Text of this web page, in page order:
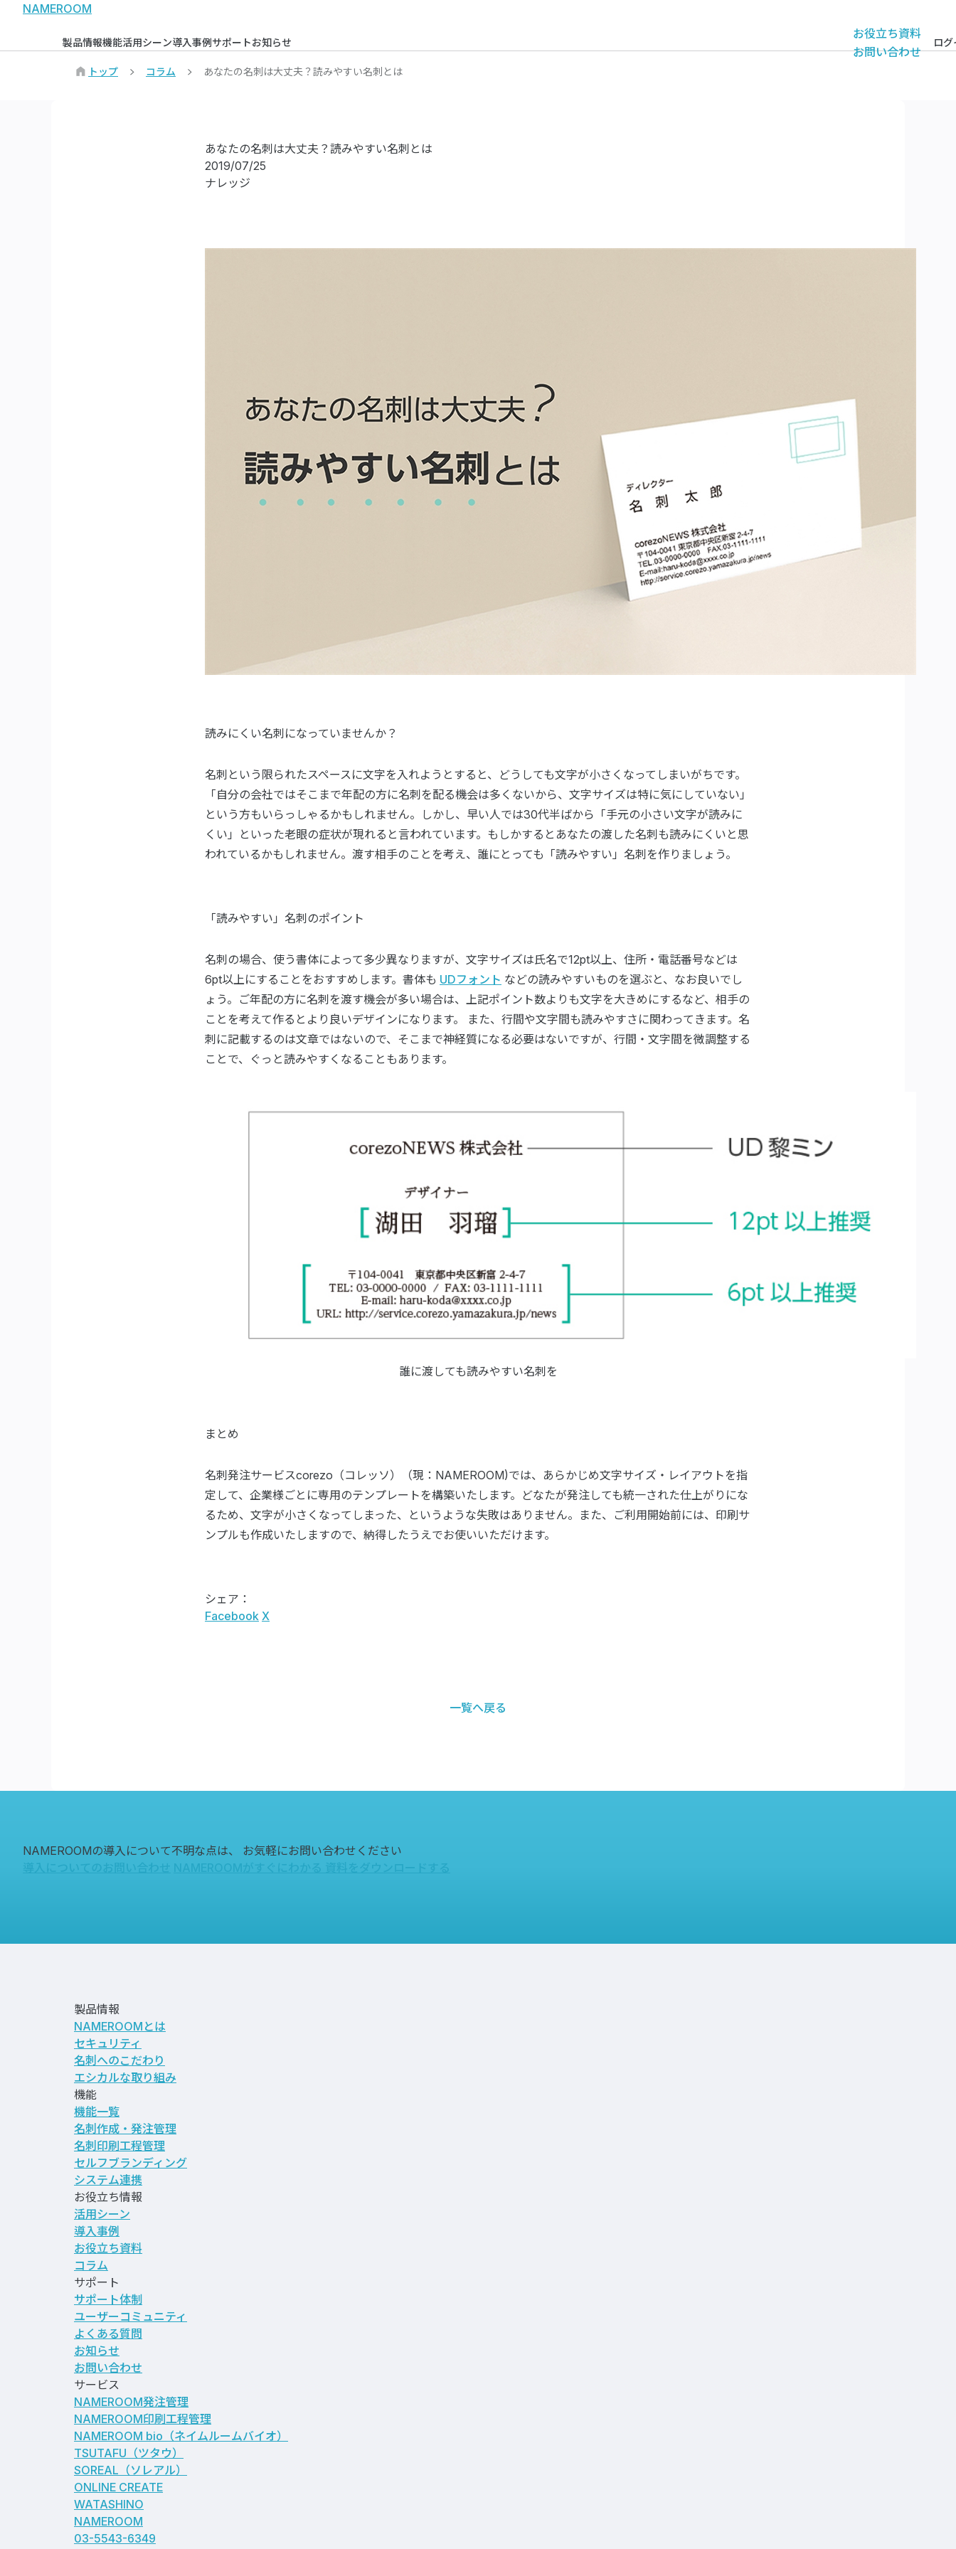
NAMEROOM
製品情報機能活用シーン導入事例サポートお知らせ
お役立ち資料
お問い合わせ
ロ
トップ コラム あなたの名刺は大丈夫？読みやすい名刺とは
あなたの名刺は大丈夫？読みやすい名刺とは
2019/07/25
ナレッジ
読みにくい名刺になっていませんか？
名刺という限られたスペースに文字を入れようとすると、どうしても文字が小さくなってしまいがちです。
「自分の会社ではそこまで年配の方に名刺を配る機会は多くないから、文字サイズは特に気にしていない」
という方もいらっしゃるかもしれません。しかし、早い人では30代半ばから「手元の小さい文字が読みに
くい」といった老眼の症状が現れると言われています。もしかするとあなたの渡した名刺も読みにくいと思
われているかもしれません。渡す相手のことを考え、誰にとっても「読みやすい」名刺を作りましょう。
「読みやすい」名刺のポイント
名刺の場合、使う書体によって多少異なりますが、文字サイズは氏名で12pt以上、住所・電話番号などは
6pt以上にすることをおすすめします。書体も UDフォント などの読みやすいものを選ぶと、なお良いでし
ょう。ご年配の方に名刺を渡す機会が多い場合は、上記ポイント数よりも文字を大きめにするなど、相手の
ことを考えて作るとより良いデザインになります。 また、行間や文字間も読みやすさに関わってきます。名
刺に記載するのは文章ではないので、そこまで神経質になる必要はないですが、行間・文字間を微調整する
ことで、ぐっと読みやすくなることもあります。
誰に渡しても読みやすい名刺を
まとめ
名刺発注サービスcorezo（コレッソ）（現：NAMEROOM)では、あらかじめ文字サイズ・レイアウトを指
定して、企業様ごとに専用のテンプレートを構築いたします。どなたが発注しても統一された仕上がりにな
るため、文字が小さくなってしまった、というような失敗はありません。また、ご利用開始前には、印刷サ
ンプルも作成いたしますので、納得したうえでお使いいただけます。
シェア：
Facebook X
一覧へ戻る
NAMEROOMの導入について不明な点は、
お気軽にお問い合わせください
導入についてのお問い合わせ NAMEROOMがすぐにわかる 資料をダウンロードする
製品情報
NAMEROOMとは
セキュリティ
名刺へのこだわり
エシカルな取り組み
機能
機能一覧
名刺作成・発注管理
名刺印刷工程管理
セルフブランディング
システム連携
お役立ち情報
活用シーン
導入事例
お役立ち資料
コラム
サポート
サポート体制
ユーザーコミュニティ
よくある質問
お知らせ
お問い合わせ
サービス
NAMEROOM発注管理
NAMEROOM印刷工程管理
NAMEROOM bio （ネイムルームバイオ）
TSUTAFU（ツタウ）
SOREAL（ソレアル）
ONLINE CREATE
WATASHINO
NAMEROOM
03-5543-6349